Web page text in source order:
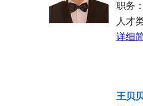
职务
人才
详细
王贝